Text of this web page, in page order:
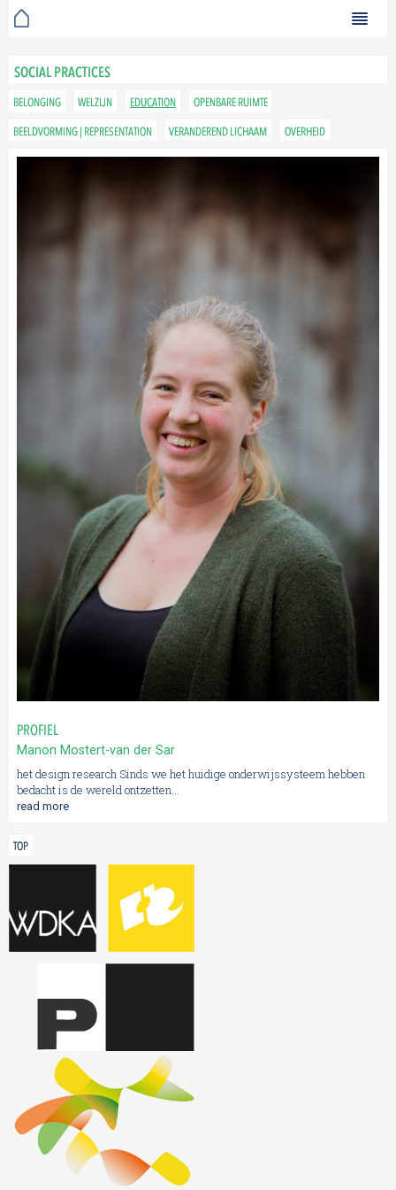
SOCIAL PRACTICES
BELONGING WELZIJN EDUCATION OPENBARE RUIMTE
BEELDVORMING | REPRESENTATION VERANDEREND LICHAAM OVERHEID
PROFIEL
Manon Mostert-van der Sar
het design research Sinds we het huidige onderwijssysteem hebben
bedacht is de wereld ontzetten...
read more
TOP